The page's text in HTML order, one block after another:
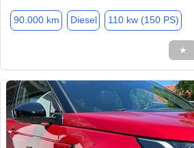
90.000 km Diesel 110 kw (150 PS)
★